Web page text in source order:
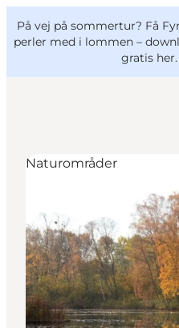
På vej på sommertur? Få
perler med i lommen –
gratis her.
Mad og drikke
Overnatning
Book lokale
VisitFyn
Deutsch
Naturområder